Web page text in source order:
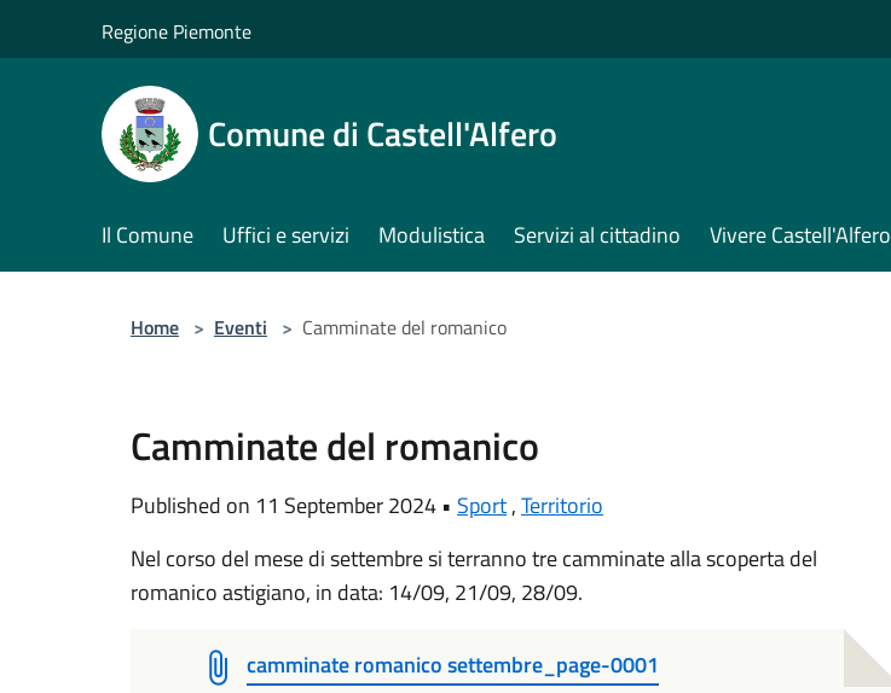
Regione Piemonte
Comune di Castell'Alfero
Il Comune Uffici e servizi Modulistica Servizi al cittadino Vivere Castell'Alfero
Home > Eventi > Camminate del romanico
Camminate del romanico
Published on 11 September 2024 • Sport,Territorio
Nel corso del mese di settembre si terranno tre camminate alla scoperta del
romanico astigiano, in data: 14/09, 21/09, 28/09.
camminate romanico settembre_page-0001